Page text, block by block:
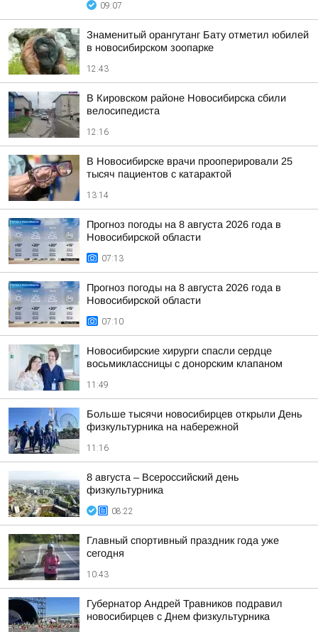
09:07
Знаменитый орангутанг Бату отметил юбилей
в новосибирском зоопарке
12:43
В Кировском районе Новосибирска сбили
велосипедиста
12:16
В Новосибирске врачи прооперировали 25
тысяч пациентов с катарактой
13:14
Прогноз погоды на 8 августа 2026 года в
Новосибирской области
07:13
Прогноз погоды на 8 августа 2026 года в
Новосибирской области
07:10
Новосибирские хирурги спасли сердце
восьмиклассницы с донорским клапаном
11:49
Больше тысячи новосибирцев открыли День
физкультурника на набережной
11:16
8 августа – Всероссийский день
физкультурника
08:22
Главный спортивный праздник года уже
сегодня
10:43
Губернатор Андрей Травников подравил
новосибирцев с Днем физкультурника